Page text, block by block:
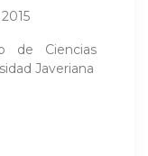
de Ciencias
Javeriana